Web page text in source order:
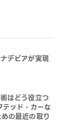
デビアが実現
はどう役立つ
ッド・カーな
の最近の取り